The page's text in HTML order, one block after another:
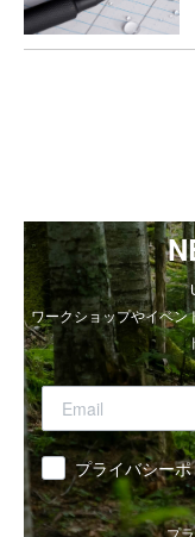
ワークショップやイベン
同意 プライバシー